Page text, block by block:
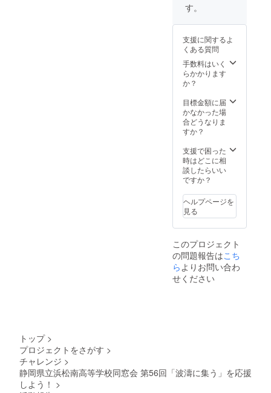
56回
に集
う」オ
リジナ
ルＴ
シャツ
高校オ
リジナ
ルマフ
ラータ
す。
支援に関するよ
くある質問
手数料はいく
らかかります
か？
目標金額に届
かなかった場
合どうなりま
すか？
支援で困った
時はどこに相
談したらいい
ですか？
ヘルプページを
見る
このプロジェクト
の問題報告はこち
ら よりお問い合わ
せください
トップ >
プロジェクトをさがす >
チャレンジ >
静岡県立浜松南高等学校同窓会 第56回「波濤に集う」を応援
しよう！ >